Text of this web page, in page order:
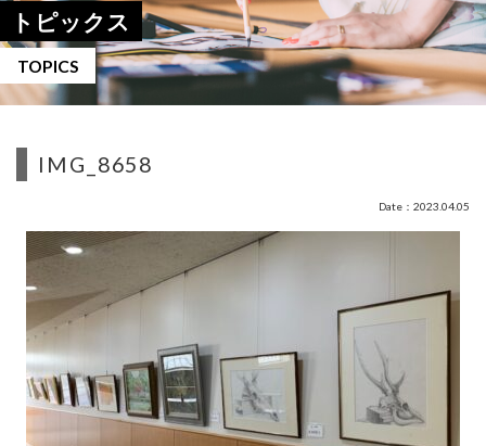
トピックス
TOPICS
IMG_8658
Date：2023.04.05